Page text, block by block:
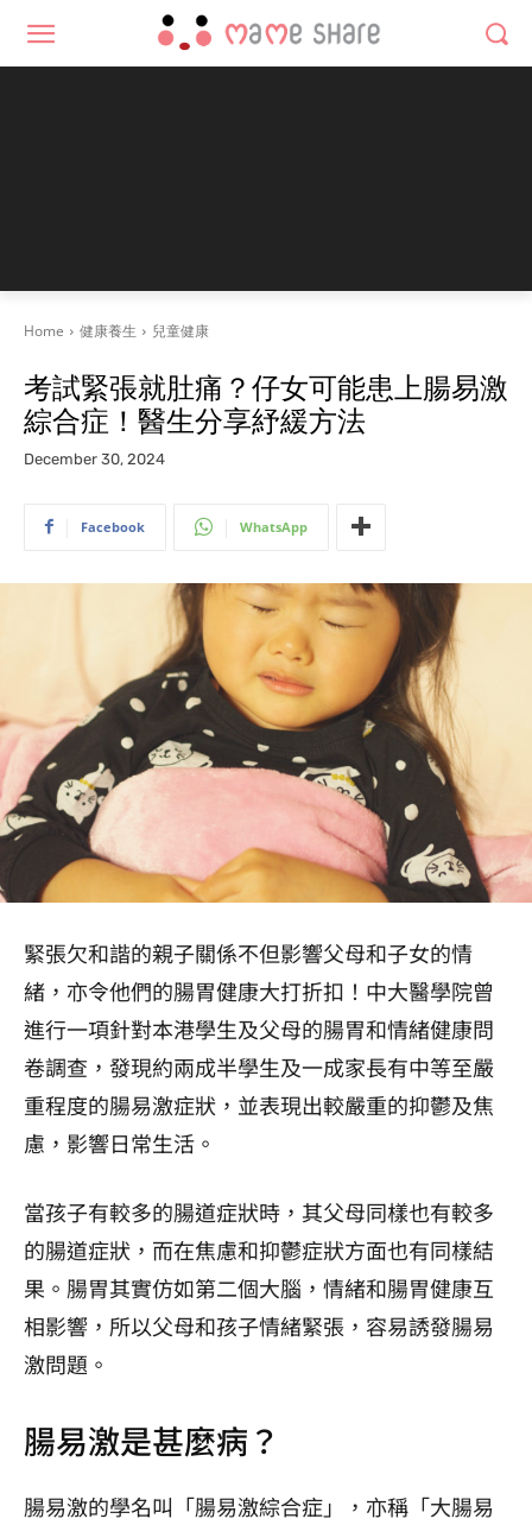
Home 健康養生 兒童健康
考試緊張就肚痛？仔女可能患上腸易激
綜合症！醫生分享紓緩方法
December 30, 2024
Facebook WhatsApp
緊張欠和諧的親子關係不但影響父母和子女的情
緒，亦令他們的腸胃健康大打折扣！中大醫學院曾
進行一項針對本港學生及父母的腸胃和情緒健康問
卷調查，發現約兩成半學生及一成家長有中等至嚴
重程度的腸易激症狀，並表現出較嚴重的抑鬱及焦
慮，影響日常生活。
當孩子有較多的腸道症狀時，其父母同樣也有較多
的腸道症狀，而在焦慮和抑鬱症狀方面也有同樣結
果。腸胃其實仿如第二個大腦，情緒和腸胃健康互
相影響，所以父母和孩子情緒緊張，容易誘發腸易
激問題。
腸易激是甚麼病？
腸易激的學名叫「腸易激綜合症」，亦稱「大腸易